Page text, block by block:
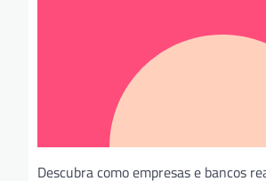
Descubra como empresas e bancos